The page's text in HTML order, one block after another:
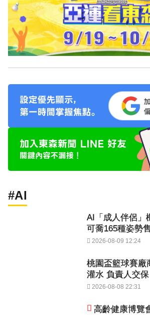
#AI
AI「成人伴侶」
可喬165種姿勢
2026-08-09 12:24
桃園盃籃球賽廠
灌水 負責人交保
2026-08-08 22:31
高齡健康博覽